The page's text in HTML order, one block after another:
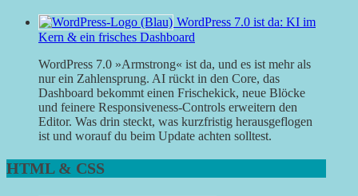
WordPress 7.0 ist da: KI im
Kern & ein frisches Dashboard
WordPress 7.0 »Armstrong« ist da, und es ist mehr als
nur ein Zahlensprung. AI rückt in den Core, das
Dashboard bekommt einen Frischekick, neue Blöcke
und feinere Responsiveness-Controls erweitern den
Editor. Was drin steckt, was kurzfristig herausgeflogen
ist und worauf du beim Update achten solltest.
HTML & CSS